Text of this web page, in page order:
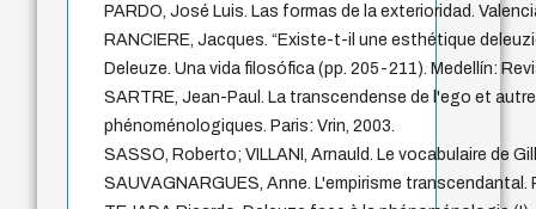
PARDO, José Luis. Las formas de la exterioridad.
RANCIERE, Jacques. “Existe-t-il une esthétique
Deleuze. Una vida filosófica (pp. 205-211). Medellín:
SARTRE, Jean-Paul. La transcendense de l'ego et
phénoménologiques. Paris: Vrin, 2003.
SASSO, Roberto; VILLANI, Arnauld. Le vocabulaire de
SAUVAGNARGUES, Anne. L'empirisme transcendantal.